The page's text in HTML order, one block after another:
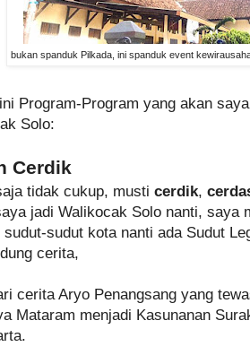
bukan spanduk Pilkada, ini spanduk event
Program-Program yang akan
ak Solo:
Cerdik
tidak cukup, musti cerdik,
jadi Walikocak Solo nanti, saya
sudut-sudut kota nanti ada Sudut
cerita,
cerita Aryo Penangsang yang
Mataram menjadi Kasunanan